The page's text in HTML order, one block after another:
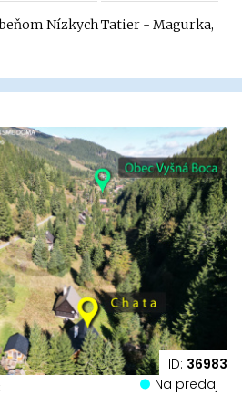
Nízkych Tatier - Magurka,
ID: 36983
Na predaj